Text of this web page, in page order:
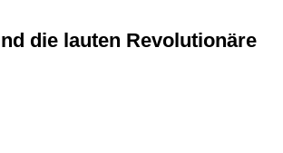
die lauten Revolutionäre